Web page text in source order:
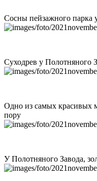
Сосны пейзажного парка
Суходрев у Полотняного
Одно из самых красивых
пору
У Полотняного Завода,